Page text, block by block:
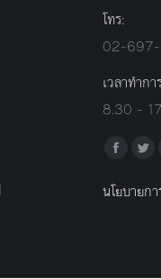
โทร:
02-
เวลาทำกา
8.30 -
Find us
นโยบายก